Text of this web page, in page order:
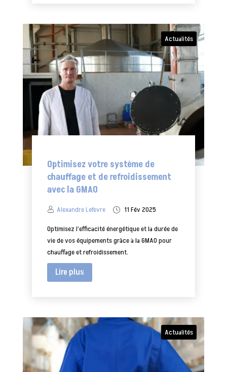
Actualités
Optimisez votre système de
chauffage et de refroidissement
avec la GMAO
Alexandre Lefevre
11 Fév 2025
Optimisez l’efficacité énergétique et la durée de
vie de vos équipements grâce à la GMAO pour
chauffage et refroidissement.
Lire plus
Actualités